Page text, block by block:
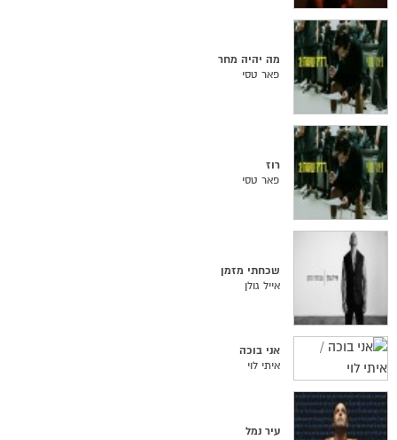
מה יהיה מחר
פאר טסי
רוז
פאר טסי
שכחתי מזמן
אייל גולן
אני בוכה
איתי לוי
עיר נמל